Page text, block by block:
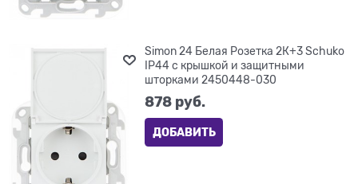
Simon 24 Белая Розетка 2К+3 Sсhuko
IP44 c крышкой и защитными
шторками 2450448-030
878 руб.
ДОБАВИТЬ